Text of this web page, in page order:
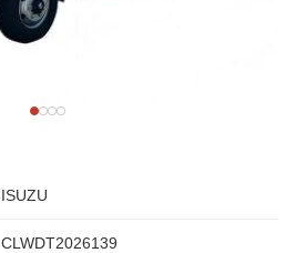
ISUZU
CLWDT2026139